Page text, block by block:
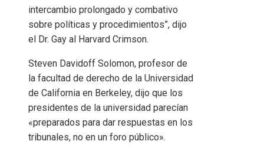
intercambio prolongado y combativo
sobre políticas y procedimientos”, dijo
el Dr. Gay al Harvard Crimson.
Steven Davidoff Solomon, profesor de
la facultad de derecho de la Universidad
de California en Berkeley, dijo que los
presidentes de la universidad parecían
«preparados para dar respuestas en los
tribunales, no en un foro público».